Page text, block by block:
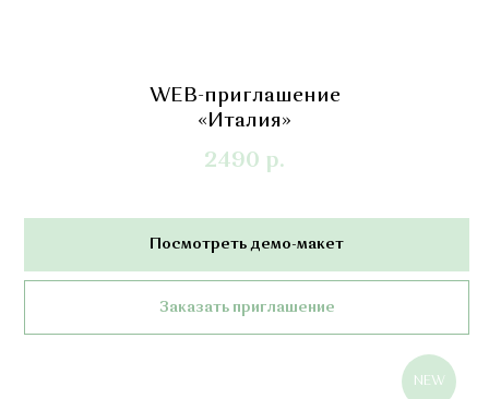
WEB-приглашение
«Италия»
2490 р.
Посмотреть демо-макет
Заказать приглашение
NEW